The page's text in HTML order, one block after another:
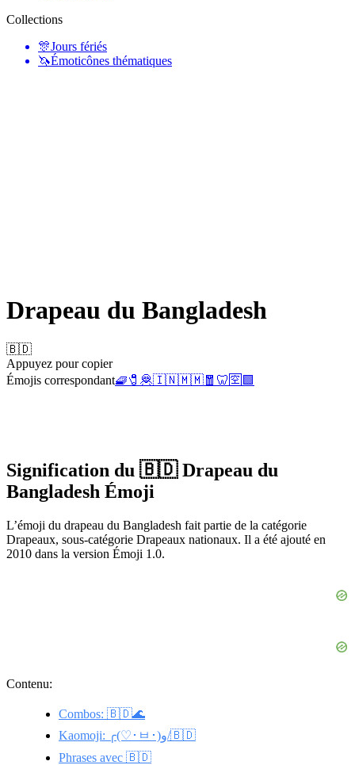
Collections
🎊Jours fériés
🦄Émoticônes thématiques
Drapeau du Bangladesh
🇧🇩
Appuyez pour copier
Émojis correspondant🧇🧷 🦧🇮🇳🇲🇲 🧧 🦷 🈳 🟩
Signification du 🇧🇩 Drapeau du
Bangladesh Émoji
L’émoji du drapeau du Bangladesh fait partie de la catégorie
Drapeaux, sous-catégorie Drapeaux nationaux. Il a été ajouté en
2010 dans la version Émoji 1.0.
Contenu:
Combos: 🇧🇩🌊
Kaomoji: ╭(♡･ㅂ･)و/🇧🇩
Phrases avec 🇧🇩